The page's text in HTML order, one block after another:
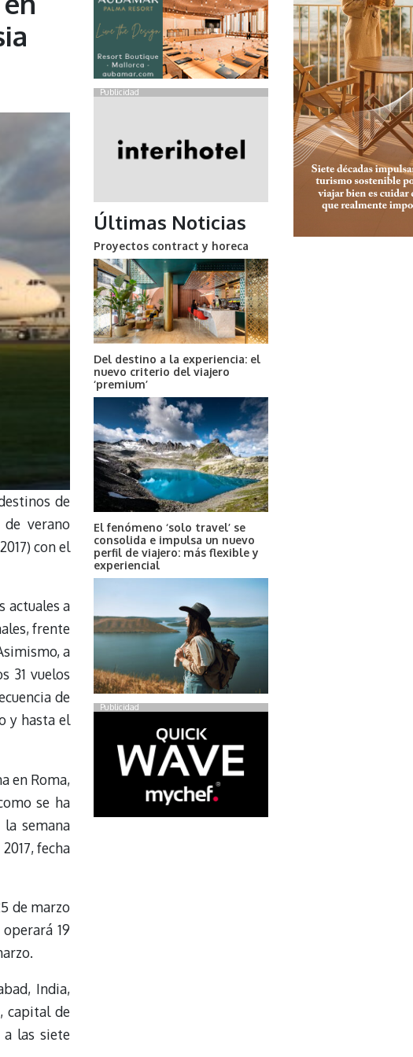
de
verano
con el
actuales a
frente
a
31 vuelos
de
y hasta el
en Roma,
se ha
semana
fecha
de marzo
19
India,
capital de
a las siete
Publicidad
Últimas Noticias
Proyectos contract y horeca
Del destino a la experiencia: el
nuevo criterio del viajero
‘premium’
El fenómeno ‘solo travel’ se
consolida e impulsa un nuevo
perfil de viajero: más flexible y
experiencial
Publicidad